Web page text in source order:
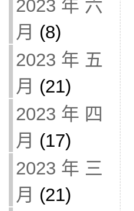
2023 年 六
月 (8)
2023 年 五
月 (21)
2023 年 四
月 (17)
2023 年 三
月 (21)